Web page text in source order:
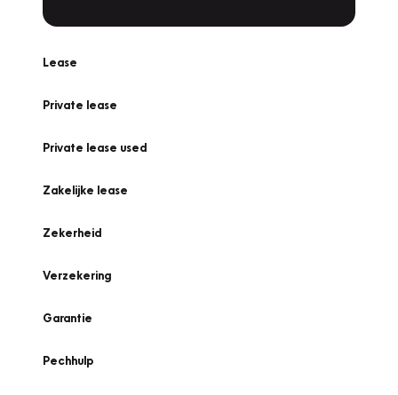
Lease
Private lease
Private lease used
Zakelijke lease
Zekerheid
Verzekering
Garantie
Pechhulp